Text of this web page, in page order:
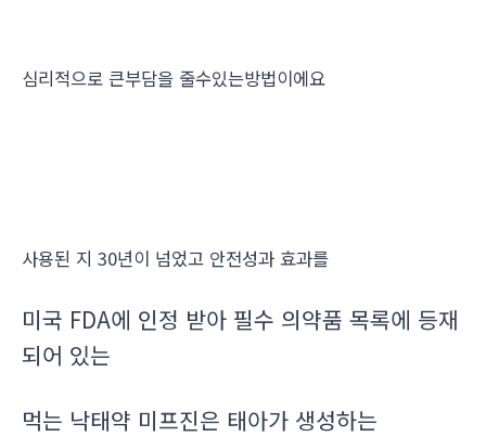
심리적으로 큰부담을 줄수있는방법이에요
사용된 지 30년이 넘었고 안전성과 효과를
미국 FDA에 인정 받아 필수 의약품 목록에 등재
되어 있는
먹는 낙태약 미프진은 태아가 생성하는